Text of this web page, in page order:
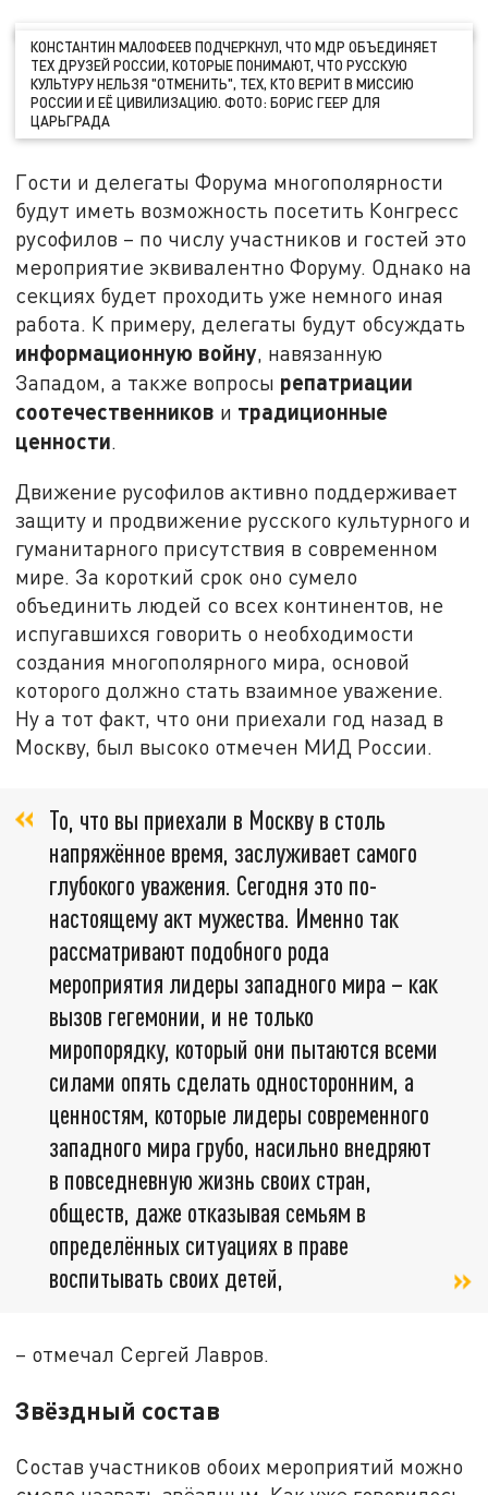
КОНСТАНТИН МАЛОФЕЕВ ПОДЧЕРКНУЛ, ЧТО МДР ОБЪЕДИНЯЕТ
ТЕХ ДРУЗЕЙ РОССИИ, КОТОРЫЕ ПОНИМАЮТ, ЧТО РУССКУЮ
КУЛЬТУРУ НЕЛЬЗЯ "ОТМЕНИТЬ", ТЕХ, КТО ВЕРИТ В МИССИЮ
РОССИИ И ЕЁ ЦИВИЛИЗАЦИЮ. ФОТО: БОРИС ГЕЕР ДЛЯ
ЦАРЬГРАДА
Гости и делегаты Форума многополярности
будут иметь возможность посетить Конгресс
русофилов – по числу участников и гостей это
мероприятие эквивалентно Форуму. Однако на
секциях будет проходить уже немного иная
работа. К примеру, делегаты будут обсуждать
информационную войну, навязанную
Западом, а также вопросы репатриации
соотечественников и традиционные
ценности.
Движение русофилов активно поддерживает
защиту и продвижение русского культурного и
гуманитарного присутствия в современном
мире. За короткий срок оно сумело
объединить людей со всех континентов, не
испугавшихся говорить о необходимости
создания многополярного мира, основой
которого должно стать взаимное уважение.
Ну а тот факт, что они приехали год назад в
Москву, был высоко отмечен МИД России.
То, что вы приехали в Москву в столь
напряжённое время, заслуживает самого
глубокого уважения. Сегодня это по-
настоящему акт мужества. Именно так
рассматривают подобного рода
мероприятия лидеры западного мира – как
вызов гегемонии, и не только
миропорядку, который они пытаются всеми
силами опять сделать односторонним, а
ценностям, которые лидеры современного
западного мира грубо, насильно внедряют
в повседневную жизнь своих стран,
обществ, даже отказывая семьям в
определённых ситуациях в праве
воспитывать своих детей,
– отмечал Сергей Лавров.
Звёздный состав
Состав участников обоих мероприятий можно